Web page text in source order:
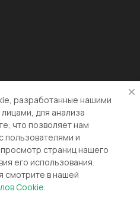
разработанные нашими
для анализа
что позволяет нам
пользователями и
страниц нашего
его использования.
смотрите в нашей
Cookie.